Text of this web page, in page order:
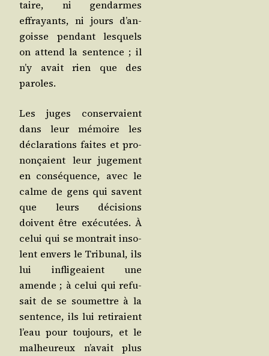
taire, ni gen­darmes
effrayants, ni jours d’an­
goisse pen­dant les­quels
on attend la sen­tence ; il
n’y avait rien que des
paroles.
Les juges conser­vaient
dans leur mémoire les
décla­ra­tions faites et pro­
non­çaient leur juge­ment
en consé­quence, avec le
calme de gens qui savent
que leurs déci­sions
doivent être exé­cu­tées. À
celui qui se mon­trait inso­
lent envers le Tri­bu­nal, ils
lui infli­geaient une
amende ; à celui qui refu­
sait de se sou­mettre à la
sen­tence, ils lui reti­raient
l’eau pour tou­jours, et le
mal­heu­reux n’a­vait plus